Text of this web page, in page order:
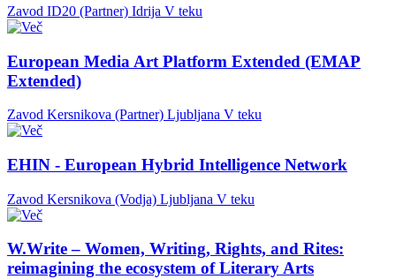
Zavod ID20 (Partner) Idrija V teku
European Media Art Platform Extended (EMAP
Extended)
Zavod Kersnikova (Partner) Ljubljana V teku
EHIN - European Hybrid Intelligence Network
Zavod Kersnikova (Vodja) Ljubljana V teku
W.Write – Women, Writing, Rights, and Rites:
reimagining the ecosystem of Literary Arts